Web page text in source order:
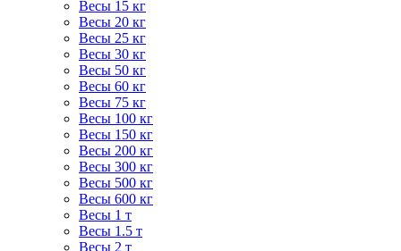
Весы 15 кг
Весы 20 кг
Весы 25 кг
Весы 30 кг
Весы 50 кг
Весы 60 кг
Весы 75 кг
Весы 100 кг
Весы 150 кг
Весы 200 кг
Весы 300 кг
Весы 500 кг
Весы 600 кг
Весы 1 т
Весы 1.5 т
Весы 2 т